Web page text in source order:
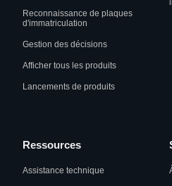
Reconnaissance de plaques
d'immatriculation
Gestion des décisions
Afficher tous les produits
Lancements de produits
Ressources
Assistance technique